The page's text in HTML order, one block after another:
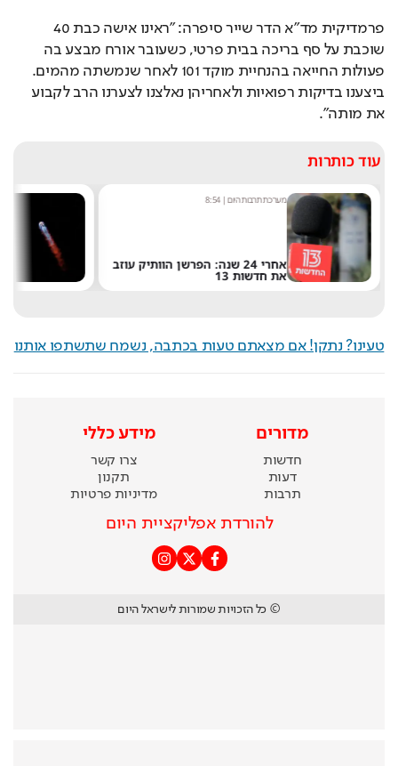
פרמדיקית מד"א הדר שייר סיפרה: "ראינו אישה כבת 40
שוכבת על סף בריכה בבית פרטי, כשעובר אורח מבצע בה
פעולות החייאה בהנחיית מוקד 101 לאחר שנמשתה מהמים.
ביצענו בדיקות רפואיות ולאחריהן נאלצנו לצערנו הרב לקבוע
את מותה".
עוד כותרות
מערכת תרבות היום|
8:54
אחרי 24 שנה: הפרשן הוותיק עוזב
את חדשות 13
טעינו? נתקן! אם מצאתם טעות בכתבה, נשמח שתשתפו אותנו
מדורים
חדשות
דעות
תרבות
מידע כללי
צרו קשר
תקנון
מדיניות פרטיות
להורדת אפליקציית היום
© כל הזכויות שמורות לישראל היום